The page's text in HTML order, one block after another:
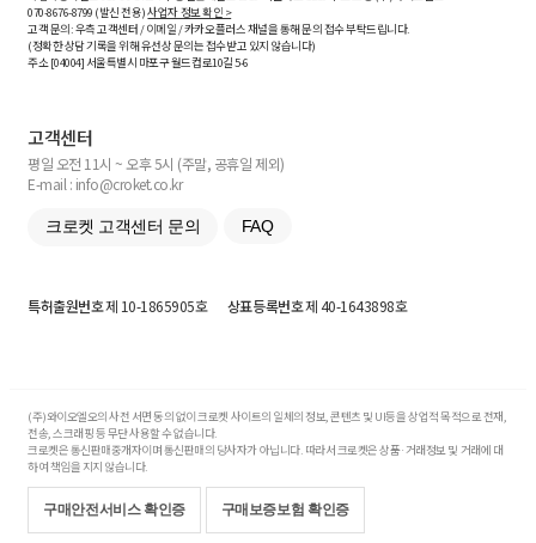
070-8676-8799 (발신 전용)사업자 정보 확인 >
고객 문의: 우측 고객센터 / 이메일 / 카카오플러스 채널을 통해 문의 접수 부탁드립니다.
(정확한 상담 기록을 위해 유선상 문의는 접수받고 있지 않습니다)
주소 [04004] 서울특별시 마포구 월드컵로10길5-6
고객센터
평일 오전 11시 ~ 오후 5시 (주말, 공휴일 제외)
E-mail : info@croket.co.kr
크로켓 고객센터 문의 FAQ
특허출원번호제 10-1865905호 상표등록번호제 40-1643898호
(주)와이오엘오의 사전 서면 동의 없이 크로켓 사이트의 일체의 정보, 콘텐츠 및 UI등을 상업적 목적으로 전재,
전송, 스크래핑 등 무단 사용할 수 없습니다.
크로켓은 통신판매중개자이며 통신판매의 당사자가 아닙니다. 따라서 크로켓은 상품·거래정보 및 거래에 대
하여 책임을 지지 않습니다.
구매안전서비스 확인증 구매보증보험 확인증